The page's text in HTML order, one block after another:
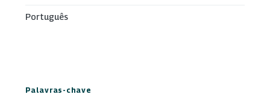
Português
Palavras-chave